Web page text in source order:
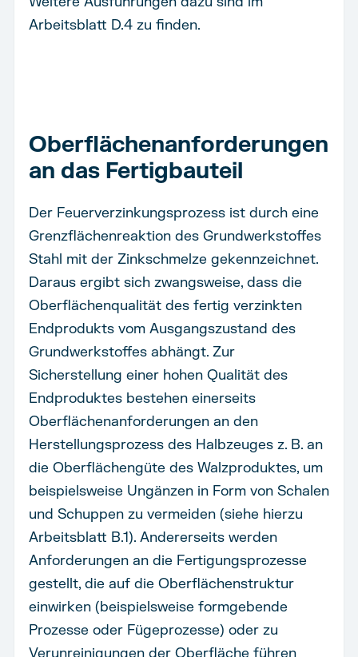
Arbeitsblatt D.4 zu finden.
Oberflächenanforderungen
an das Fertigbauteil
Der Feuerverzinkungsprozess ist durch eine
Grenzflächenreaktion des Grundwerkstoffes
Stahl mit der Zinkschmelze gekennzeichnet.
Daraus ergibt sich zwangsweise, dass die
Oberflächenqualität des fertig verzinkten
Endprodukts vom Ausgangszustand des
Grundwerkstoffes abhängt. Zur
Sicherstellung einer hohen Qualität des
Endproduktes bestehen einerseits
Oberflächenanforderungen an den
Herstellungsprozess des Halbzeuges z. B. an
die Oberflächengüte des Walzproduktes, um
beispielsweise Ungänzen in Form von Schalen
und Schuppen zu vermeiden (siehe hierzu
Arbeitsblatt B.1). Andererseits werden
Anforderungen an die Fertigungsprozesse
gestellt, die auf die Oberflächenstruktur
einwirken (beispielsweise formgebende
Prozesse oder Fügeprozesse) oder zu
Verunreinigungen der Oberfläche führen